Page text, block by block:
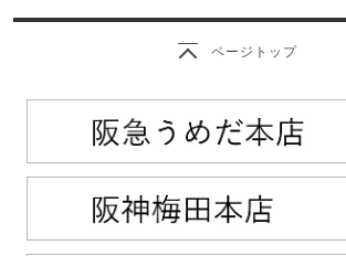
ページトップ